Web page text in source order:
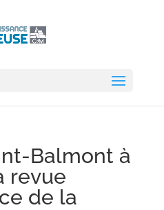
Balmont à
revue
de la